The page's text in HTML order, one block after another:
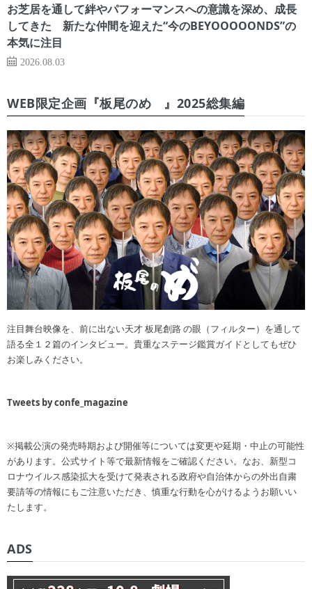
お芝居を通して絆やパフォーマンスへの意識を深め、成長
してきた 新たな仲間を迎えた“今のBEYOOOOONDS”の
本気に注目
2026.08.03
WEB限定企画『板尾のめ゙』2025総集編
注目舞台映像を、前に出ない天才 板尾創路 の眼（フィルター）を通して
語る全１２篇のインタビュー。貴重なステージ鑑賞ガイドとしてもぜひ
お楽しみください。
Tweets by confe_magazine
※掲載公演の発売時期および開催等については変更や延期・中止の可能性
があります。公式サイト等で最新情報をご確認ください。なお、新型コ
ロナウイルス感染拡大を受けて発表される政府や自治体からの外出自粛
要請等の情報にもご注意いただき、慎重な行動を心がけるようお願いい
たします。
ADS